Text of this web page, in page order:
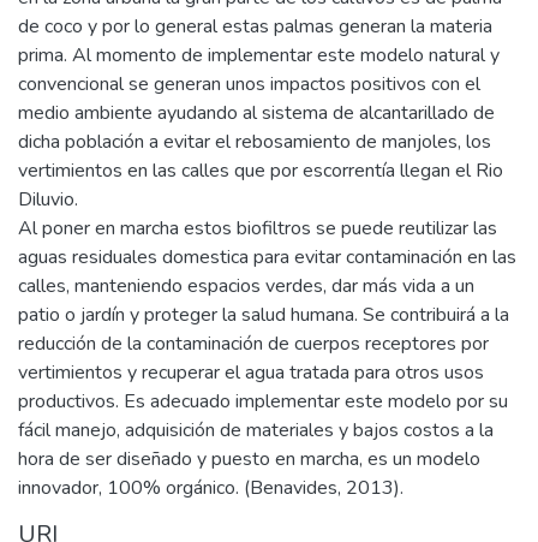
de coco y por lo general estas palmas generan la materia
prima. Al momento de implementar este modelo natural y
convencional se generan unos impactos positivos con el
medio ambiente ayudando al sistema de alcantarillado de
dicha población a evitar el rebosamiento de manjoles, los
vertimientos en las calles que por escorrentía llegan el Rio
Diluvio.
Al poner en marcha estos biofiltros se puede reutilizar las
aguas residuales domestica para evitar contaminación en las
calles, manteniendo espacios verdes, dar más vida a un
patio o jardín y proteger la salud humana. Se contribuirá a la
reducción de la contaminación de cuerpos receptores por
vertimientos y recuperar el agua tratada para otros usos
productivos. Es adecuado implementar este modelo por su
fácil manejo, adquisición de materiales y bajos costos a la
hora de ser diseñado y puesto en marcha, es un modelo
innovador, 100% orgánico. (Benavides, 2013).
URI